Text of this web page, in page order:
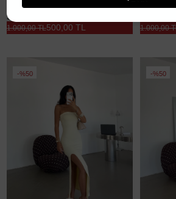
Straplez Basic Elbise - Taş
500,00 TL
1.000,00 TL 1.000,00
%50 %50